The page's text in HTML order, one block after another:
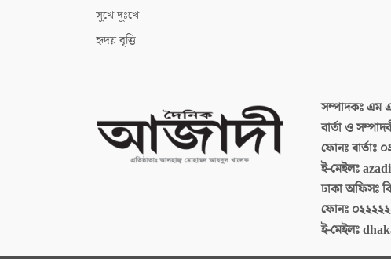
সুখে দুঃখে
হৃদয় বৃত্তি
সম্পাদকঃএম
বার্তা ও
ফোনঃ বার্তাঃ
ই-মেইলঃ
ঢাকা অফিসঃ
ফোনঃ
ই-মেইলঃ